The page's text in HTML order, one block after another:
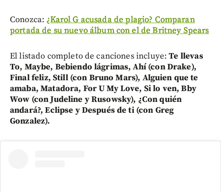
Conozca: ¿Karol G acusada de plagio? Comparan
portada de su nuevo álbum con el de Britney Spears
El listado completo de canciones incluye:Te llevas
To, Maybe, Bebiendo lágrimas, Ahí (con Drake),
Final feliz, Still (con Bruno Mars), Alguien que te
amaba, Matadora, For U My Love, Si lo ven, Bby
Wow (con Judeline y Rusowsky), ¿Con quién
andará?, Eclipse y Después de ti (con Greg
Gonzalez).